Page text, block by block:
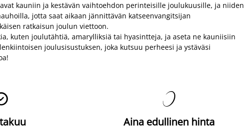
kauniin ja kestävän vaihtoehdon perinteisille joulukuusille, ja niiden
jotta saat aikaan jännittävän katseenvangitsijan
ratkaisun joulun viettoon.
kuten joulutähtiä, amarylliksiä tai hyasintteja, ja aseta ne kauniisiin
joulusisustuksen, joka kutsuu perheesi ja ystäväsi

Aina edullinen hinta